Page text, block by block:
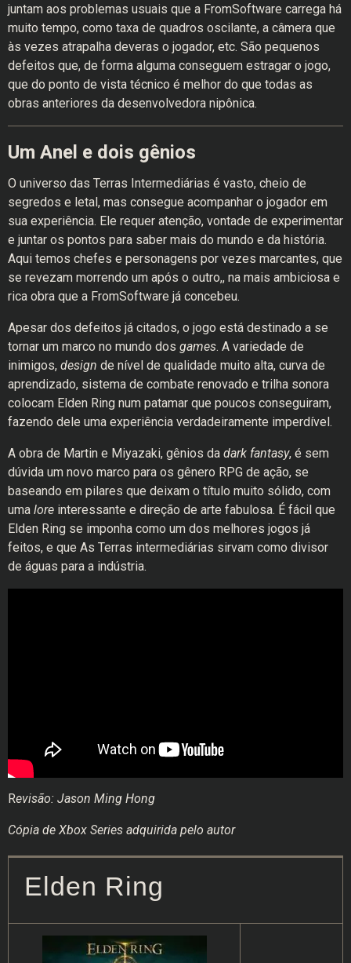
juntam aos problemas usuais que a FromSoftware carrega há
muito tempo, como taxa de quadros oscilante, a câmera que
às vezes atrapalha deveras o jogador, etc. São pequenos
defeitos que, de forma alguma conseguem estragar o jogo,
que do ponto de vista técnico é melhor do que todas as
obras anteriores da desenvolvedora nipônica.
Um Anel e dois gênios
O universo das Terras Intermediárias é vasto, cheio de
segredos e letal, mas consegue acompanhar o jogador em
sua experiência. Ele requer atenção, vontade de experimentar
e juntar os pontos para saber mais do mundo e da história.
Aqui temos chefes e personagens por vezes marcantes, que
se revezam morrendo um após o outro,, na mais ambiciosa e
rica obra que a FromSoftware já concebeu.
Apesar dos defeitos já citados, o jogo está destinado a se
tornar um marco no mundo dos games. A variedade de
inimigos, design de nível de qualidade muito alta, curva de
aprendizado, sistema de combate renovado e trilha sonora
colocam Elden Ring num patamar que poucos conseguiram,
fazendo dele uma experiência verdadeiramente imperdível.
A obra de Martin e Miyazaki, gênios da dark fantasy, é sem
dúvida um novo marco para os gênero RPG de ação, se
baseando em pilares que deixam o título muito sólido, com
uma lore interessante e direção de arte fabulosa. É fácil que
Elden Ring se imponha como um dos melhores jogos já
feitos, e que As Terras intermediárias sirvam como divisor
de águas para a indústria.
Revisão: Jason Ming Hong
Cópia de Xbox Series adquirida pelo autor
Elden Ring